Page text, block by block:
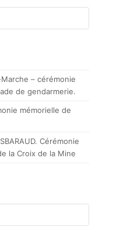
– cérémonie
de gendarmerie.
mémorielle de
Cérémonie
la Croix de la Mine